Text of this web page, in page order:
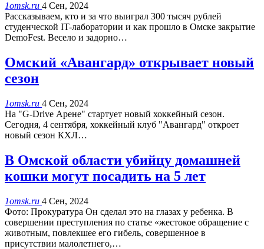
1omsk.ru 4 Сен, 2024
Рассказываем, кто и за что выиграл 300 тысяч рублей
студенческой IT-лаборатории и как прошло в Омске закрытие
DemoFest. Весело и задорно…
Омский «Авангард» открывает новый
сезон
1omsk.ru 4 Сен, 2024
На "G-Drive Арене" стартует новый хоккейный сезон.
Сегодня, 4 сентября, хоккейный клуб "Авангард" откроет
новый сезон КХЛ…
В Омской области убийцу домашней
кошки могут посадить на 5 лет
1omsk.ru 4 Сен, 2024
Фото: Прокуратура Он сделал это на глазах у ребенка. В
совершении преступления по статье «жестокое обращение с
животным, повлекшее его гибель, совершенное в
присутствии малолетнего,…